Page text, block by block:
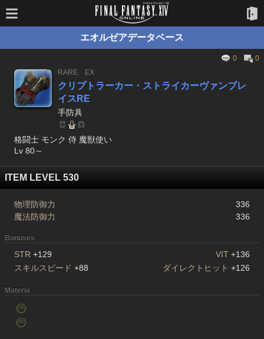
エオルゼアデータベース
0
0
RARE
EX
クリプトラーカー・ストライカーヴァンブレ
イスRE
手防具
格闘士 モンク 侍 魔獣使い
Lv 80～
ITEM LEVEL 530
物理防御力
336
魔法防御力
336
Bonuses
STR +129 VIT +136
スキルスピード +88 ダイレクトヒット +126
Materia